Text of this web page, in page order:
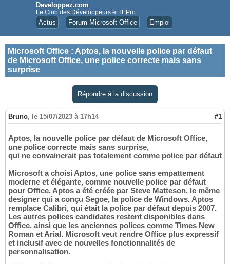
Developpez.com
Le Club des Développeurs et IT Pro
Actus Forum Microsoft Office Emploi
Microsoft Office : Aptos, la nouvelle police par défaut
de Microsoft Office, une police correcte mais sans
surprise
Répondre à la discussion
Bruno, le 15/07/2023 à 17h14 #1
Aptos, la nouvelle police par défaut de Microsoft Office,
une police correcte mais sans surprise,
qui ne convaincrait pas totalement comme police par défaut
Microsoft a choisi Aptos, une police sans empattement
moderne et élégante, comme nouvelle police par défaut
pour Office. Aptos a été créée par Steve Matteson, le même
designer qui a conçu Segoe, la police de Windows. Aptos
remplace Calibri, qui était la police par défaut depuis 2007.
Les autres polices candidates restent disponibles dans
Office, ainsi que les anciennes polices comme Times New
Roman et Arial. Microsoft veut rendre Office plus expressif
et inclusif avec de nouvelles fonctionnalités de
personnalisation.